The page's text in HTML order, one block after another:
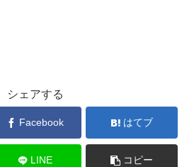
シェアする
Facebook はてブ
LINE コピー